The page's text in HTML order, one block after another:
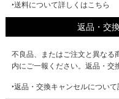
‣送料について詳しくはこちら
返品・交
不良品、またはご注文と異なる
内にご一報ください。返品・交
‣返品・交換キャンセルについ